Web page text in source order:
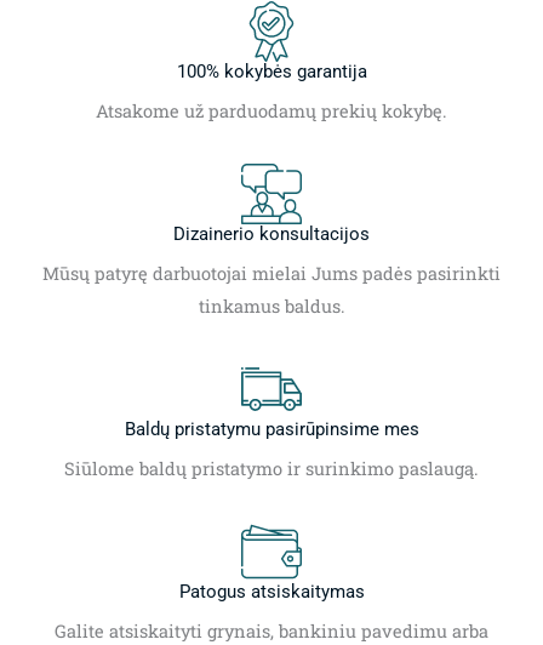
100% kokybės garantija
Atsakome už parduodamų prekių kokybę.
Dizainerio konsultacijos
Mūsų patyrę darbuotojai mielai Jums padės pasirinkti
tinkamus baldus.
Baldų pristatymu pasirūpinsime mes
Siūlome baldų pristatymo ir surinkimo paslaugą.
Patogus atsiskaitymas
Galite atsiskaityti grynais, bankiniu pavedimu arba